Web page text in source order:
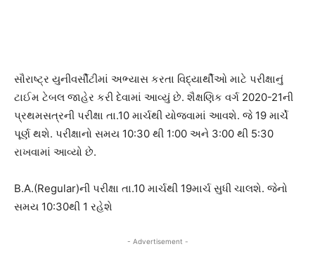
સૌરાષ્ટ્ર યુનીવર્સીટીમાં અભ્યાસ કરતા વિદ્યાર્થીઓ માટે પરીક્ષાનું
ટાઈમ ટેબલ જાહેર કરી દેવામાં આવ્યું છે. શૈક્ષણિક વર્ગ 2020-21ની
પ્રથમસત્રની પરીક્ષા તા.10 માર્ચથી યોજવામાં આવશે. જે 19 માર્ચે
પૂર્ણ થશે. પરીક્ષાનો સમય 10:30 થી 1:00 અને 3:00 થી 5:30
રાખવામાં આવ્યો છે.
B.A.(Regular)ની પરીક્ષા તા.10 માર્ચથી 19માર્ચ સુધી ચાલશે. જેનો
સમય 10:30થી 1 રહેશે
- Advertisement -